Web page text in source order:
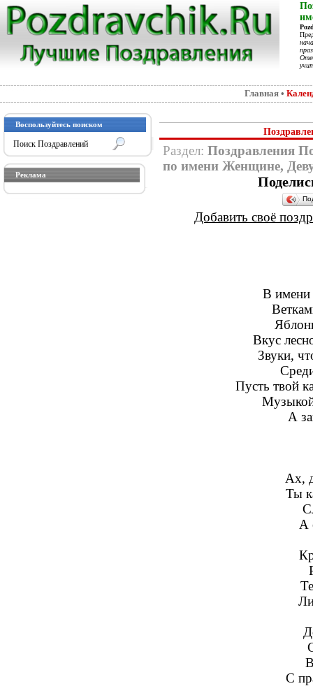
Главная •
Воспользуйтесь поиском
Реклама
Раздел: Поздравления
по имени Женщине,
Добавить своё
В имени
Вкус
Звуки,
Пусть твой
А
Ах,
Ты
А
С